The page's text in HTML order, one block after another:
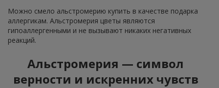
Можно смело альстромерию купить в качестве подарка
аллергикам. Альстромерия цветы являются
гипоаллергенными и не вызывают никаких негативных
реакций.
Альстромерия — символ
верности и искренних чувств